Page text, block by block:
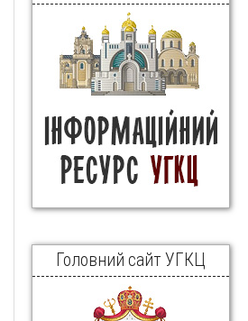
Головний сайт УГКЦ